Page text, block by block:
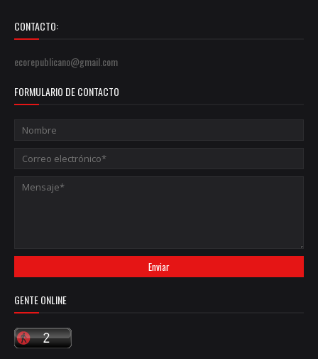
CONTACTO:
ecorepublicano@gmail.com
FORMULARIO DE CONTACTO
GENTE ONLINE